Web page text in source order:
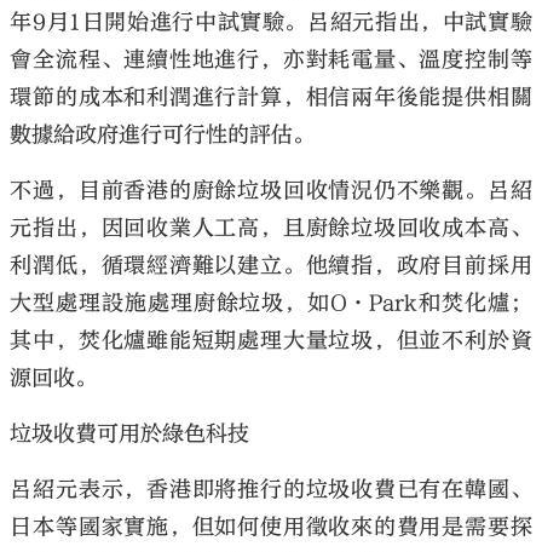
年9月1日開始進行中試實驗。呂紹元指出，中試實驗
會全流程、連續性地進行，亦對耗電量、溫度控制等
環節的成本和利潤進行計算，相信兩年後能提供相關
數據給政府進行可行性的評估。
不過，目前香港的廚餘垃圾回收情況仍不樂觀。呂紹
元指出，因回收業人工高，且廚餘垃圾回收成本高、
利潤低，循環經濟難以建立。他續指，政府目前採用
大型處理設施處理廚餘垃圾，如O·Park和焚化爐；
其中，焚化爐雖能短期處理大量垃圾，但並不利於資
源回收。
垃圾收費可用於綠色科技
呂紹元表示，香港即將推行的垃圾收費已有在韓國、
日本等國家實施，但如何使用徵收來的費用是需要探